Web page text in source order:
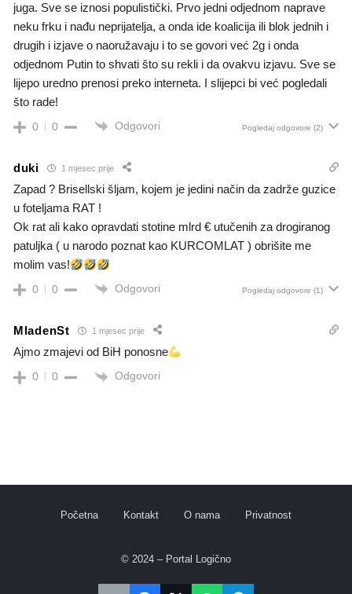
juga. Sve se iznosi populistički. Prvo jedni odjednom naprave
neku frku i nađu neprijatelja, a onda ide koalicija ili blok jednih i
drugih i izjave o naoružavaju i to se govori već 2g i onda
odjednom Putin to shvati što su rekli i da ovakvu izjavu. Sve se
lijepo uredno prenosi preko interneta. I slijepci bi već pogledali
što rade!
0 0 Odgovori Pogledaj odgovore (2)
duki 1 mjesec prije
Zapad ? Brisellski šljam, kojem je jedini način da zadrže guzice
u foteljama RAT !
Ok rat ali kako opravdati stotine mlrd € utučenih za drogiranog
patuljka ( u narodo poznat kao KURCOMLAT ) obrišite me
molim vas!
0 0 Odgovori Pogledaj odgovore (1)
MladenSt 1 mjesec prije
Ajmo zmajevi od BiH ponosne
0 0 Odgovori
Početna Kontakt O nama Privatnost
© 2024 – Portal Logično